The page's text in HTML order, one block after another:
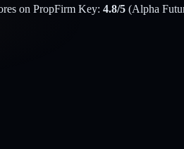
on PropFirm Key: 4.8/5 (Alpha